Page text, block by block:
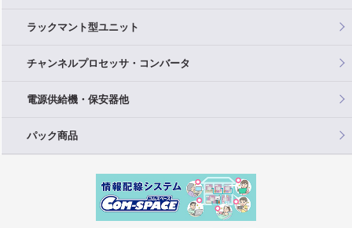
ラックマント型ユニット
チャンネルプロセッサ・コンバータ
電源供給機・保安器他
パック商品